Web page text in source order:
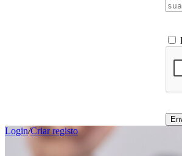
Login/Criar registo